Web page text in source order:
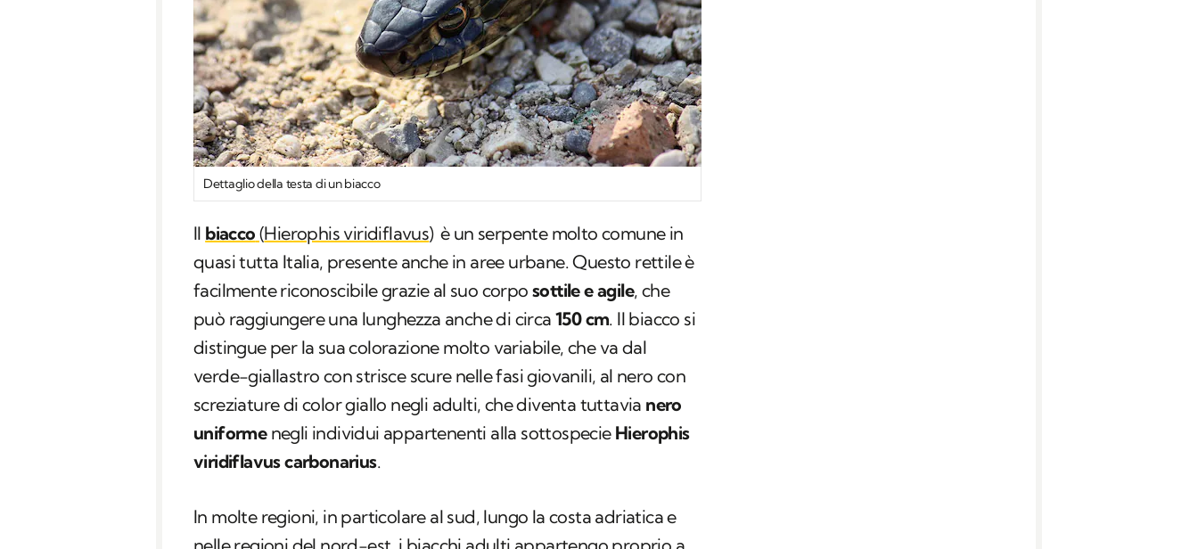
Dettaglio della testa di un biacco
Il biacco (Hierophis viridiflavus) è un serpente molto comune in
quasi tutta Italia, presente anche in aree urbane. Questo rettile è
facilmente riconoscibile grazie al suo corpo sottile e agile, che
può raggiungere una lunghezza anche di circa 150 cm. Il biacco si
distingue per la sua colorazione molto variabile, che va dal
verde-giallastro con strisce scure nelle fasi giovanili, al nero con
screziature di color giallo negli adulti, che diventa tuttavia nero
uniformenegli individui appartenenti alla sottospecie Hierophis
viridiflavus carbonarius.
In molte regioni, in particolare al sud, lungo la costa adriatica e